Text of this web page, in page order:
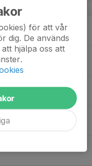
för att vår
dig. De används
hjälpa oss att